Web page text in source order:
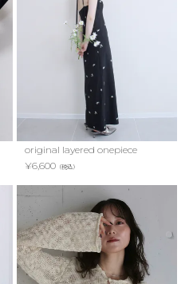
original layered onepiece
¥6,600（税込）